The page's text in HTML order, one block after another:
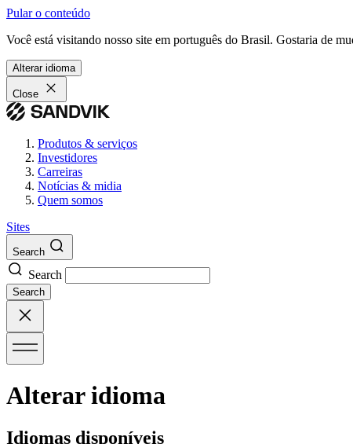
Pular o conteúdo
Você está visitando nosso site em português do Brasil. Gostaria de
Alterar idioma
Close
Produtos & serviços
Investidores
Carreiras
Notícias & midia
Quem somos
Sites
Search
Search
Search
Alterar idioma
Idiomas disponíveis